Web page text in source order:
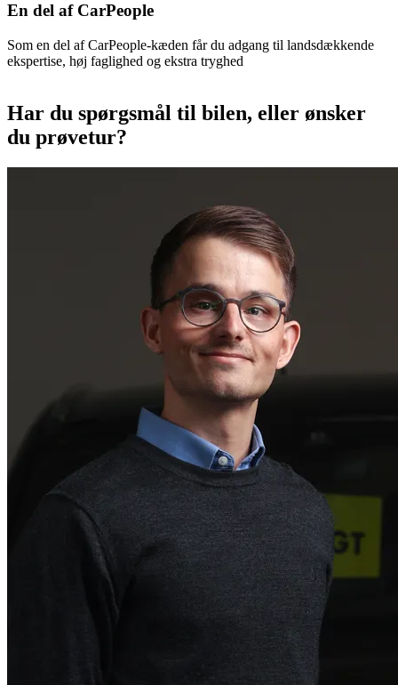
En del af CarPeople
Som en del af CarPeople-kæden får du adgang til landsdækkende
ekspertise, høj faglighed og ekstra tryghed
Har du spørgsmål til bilen, eller ønsker
du prøvetur?